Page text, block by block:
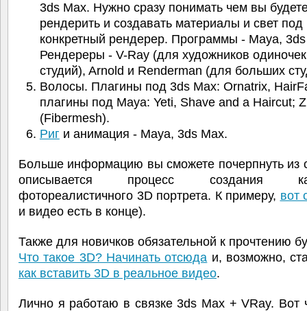
3ds Max. Нужно сразу понимать чем вы
рендерить и создавать материалы и свет под
конкретный рендерер. Программы - Maya,
Рендереры - V-Ray (для художников
студий), Arnold и Renderman (для больших
Волосы. Плагины под 3ds Max: Ornatrix,
плагины под Maya: Yeti, Shave and a Haircut;
(Fibermesh).
Риг и анимация - Maya, 3ds Max.
Больше информацию вы сможете почерпнуть из
описывается процесс создания
фотореалистичного 3D портрета. К примеру, вот
и видео есть в конце).
Также для новичков обязательной к прочтению
Что такое 3D? Начинать отсюда и, возможно,
как вставить 3D в реальное видео.
Лично я работаю в связке 3ds Max + VRay. Вот